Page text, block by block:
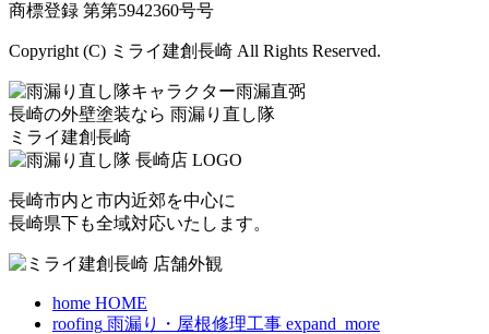
商標登録 第第5942360号号
Copyright (C) ミライ建創長崎 All Rights Reserved.
長崎の外壁塗装なら 雨漏り直し隊
ミライ建創長崎
長崎市内と市内近郊を中心に
長崎県下も全域対応いたします。
home HOME
roofing 雨漏り・屋根修理工事 expand_more